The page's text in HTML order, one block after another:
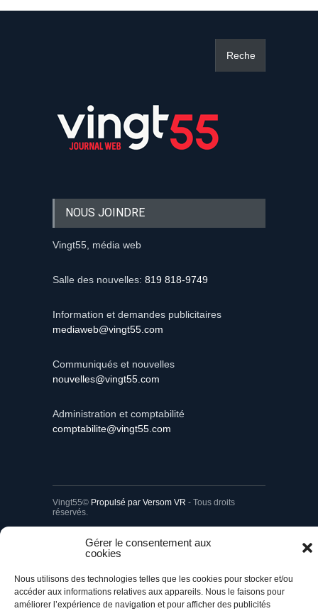
Gérer le consentement aux
cookies
Nous utilisons des technologies telles que les cookies pour stocker et/ou
accéder aux informations relatives aux appareils. Nous le faisons pour
améliorer l’expérience de navigation et pour afficher des publicités
NOUS JOINDRE
Vingt55, média web
Salle des nouvelles: 819 818-9749
Information et demandes publicitaires
mediaweb@vingt55.com
Communiqués et nouvelles
nouvelles@vingt55.com
Administration et comptabilité
comptabilite@vingt55.com
Vingt55© Propulsé par Versom VR - Tous droits
réservés.